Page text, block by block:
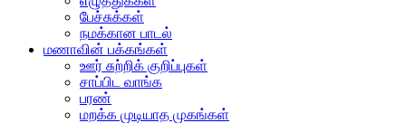
பேச்சுக்கள்
நமக்கான பாடல்
மணாவின் பக்கங்கள்
ஊர் சுற்றிக் குறிப்புகள்
சாப்பிட வாங்க
பரண்
மறக்க முடியாத முகங்கள்